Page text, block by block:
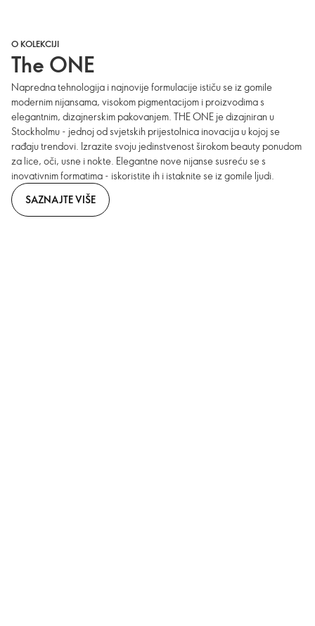
O KOLEKCIJI
The ONE
Napredna tehnologija i najnovije formulacije ističu se iz gomile
modernim nijansama, visokom pigmentacijom i proizvodima s
elegantnim, dizajnerskim pakovanjem. THE ONE je dizajniran u
Stockholmu - jednoj od svjetskih prijestolnica inovacija u kojoj se
rađaju trendovi. Izrazite svoju jedinstvenost širokom beauty ponudom
za lice, oči, usne i nokte. Elegantne nove nijanse susreću se s
inovativnim formatima - iskoristite ih i istaknite se iz gomile ljudi.
SAZNAJTE VIŠE